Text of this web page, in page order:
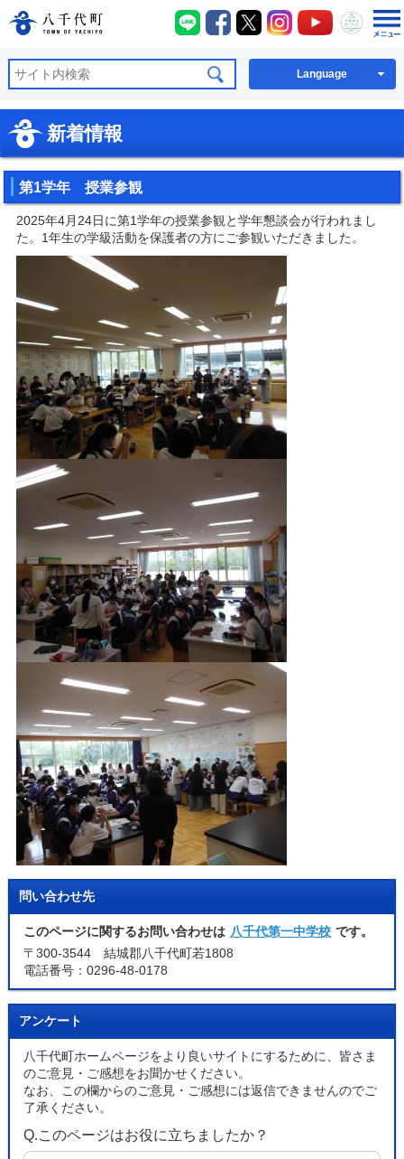
八千代町公式ホームページ
八千代町LINE
八千代町Facebook
八千代町X八千代町Instagram
八千代町
八千
Language
新着情報
第1学年 授業参観
2025年4月24日に第1学年の授業参観と学年懇談会が行われまし
た。1年生の学級活動を保護者の方にご参観いただきました。
問い合わせ先
このページに関するお問い合わせは 八千代第一中学校 です。
〒300-3544 結城郡八千代町若1808
電話番号：0296-48-0178
アンケート
八千代町ホームページをより良いサイトにするために、皆さま
のご意見・ご感想をお聞かせください。
なお、この欄からのご意見・ご感想には返信できませんのでご
了承ください。
Q.このページはお役に立ちましたか？